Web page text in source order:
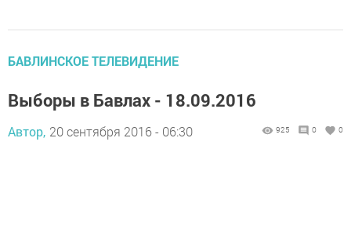
БАВЛИНСКОЕ ТЕЛЕВИДЕНИЕ
Выборы в Бавлах - 18.09.2016
Автор, 20 сентября 2016 - 06:30 925 0 0